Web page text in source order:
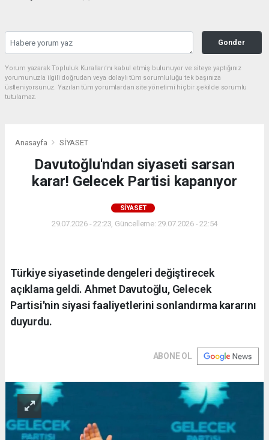
Gonder
Yorum yazarak Topluluk Kuralları’nı kabul etmiş bulunuyor ve siteye yaptığınız
yorumunuzla ilgili doğrudan veya dolaylı tüm sorumluluğu tek başınıza
üstleniyorsunuz. Yazılan tüm yorumlardan site yönetimi hiçbir şekilde sorumlu
tutulamaz.
Anasayfa SİYASET
Davutoğlu'ndan siyaseti sarsan
karar! Gelecek Partisi kapanıyor
SİYASET
29.07.2026 - 22:23, Güncelleme: 29.07.2026 - 22:54
Türkiye siyasetinde dengeleri değiştirecek
açıklama geldi. Ahmet Davutoğlu, Gelecek
Partisi'nin siyasi faaliyetlerini sonlandırma kararını
duyurdu.
ABONE OL